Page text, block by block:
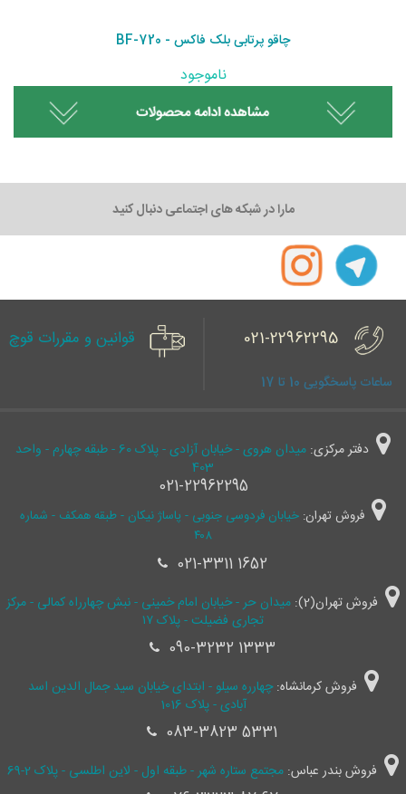
چاقو پرتابی بلک فاکس - BF-720
ناموجود
مارا در شبکه های اجتماعی دنبال کنید
021-22962295
ساعات پاسخگویی 10 تا 17
قوانین و مقررات قوچ
دفتر مرکزی:
میدان هروی - خیابان آزادی - پلاک 60 - طبقه چهارم - واحد
403
021-22962295
فروش تهران: خیابان فردوسی جنوبی - پاساژ نیکان - طبقه همکف - شماره
۴۰۸
021-3311 1652
فروش تهران(2):
میدان حر - خیابان امام خمینی - نبش چهارراه کمالی - مرکز
تجاری فضیلت - پلاک ۱۷
090-3232 1333
فروش کرمانشاه:چهارره سیلو - ابتدای خیابان سید جمال ‌الدین اسد
آبادی - پلاک 1016
083-3823 5331
فروش بندر عباس: مجتمع ستاره شهر - طبقه اول - لاین اطلسی - پلاک 2-69